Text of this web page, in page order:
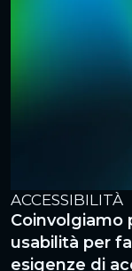
ACCESSIBILITÀ
Coinvolgiamo
usabilità per
esigenze di